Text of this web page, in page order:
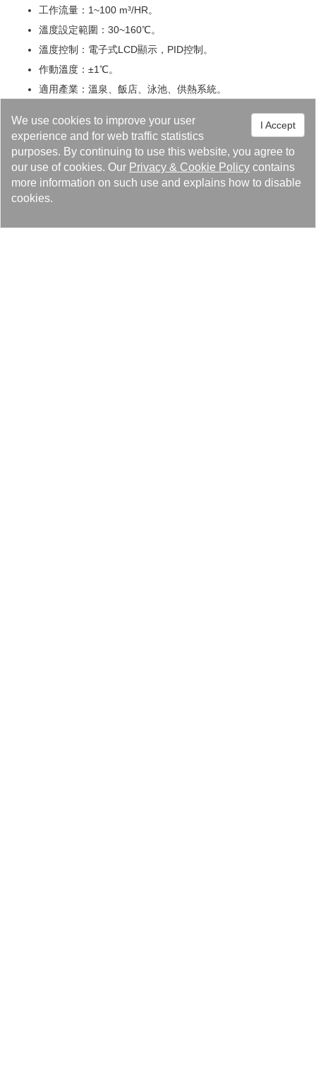
I Accept
We use cookies to improve your user
experience and for web traffic statistics
purposes. By continuing to use this website, you agree to
our use of cookies. Our Privacy & Cookie Policy contains
more information on such use and explains how to disable
cookies.
工作流量：1~100 m³/HR。
溫度設定範圍：30~160℃。
溫度控制：電子式LCD顯示，PID控制。
作動溫度：±1℃。
適用產業：溫泉、飯店、泳池、供熱系統。